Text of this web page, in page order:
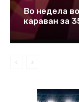
Во недела
караван за